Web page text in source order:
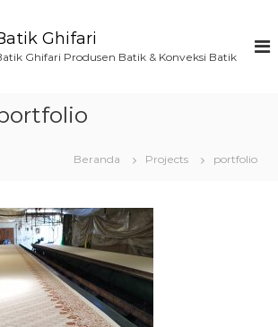
Ghifari
Ghifari Produsen Batik & Konveksi Batik
Beranda Projects portfolio